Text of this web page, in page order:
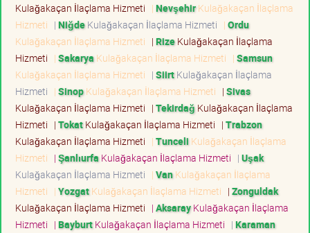
Kulağakaçan İlaçlama Hizmeti | NevşehirKulağakaçan İlaçlama
Hizmeti | NiğdeKulağakaçan İlaçlama Hizmeti | Ordu
Kulağakaçan İlaçlama Hizmeti | RizeKulağakaçan İlaçlama
Hizmeti | Sakarya Kulağakaçan İlaçlama Hizmeti | Samsun
Kulağakaçan İlaçlama Hizmeti | SiirtKulağakaçan İlaçlama
Hizmeti | SinopKulağakaçan İlaçlama Hizmeti | Sivas
Kulağakaçan İlaçlama Hizmeti | Tekirdağ Kulağakaçan İlaçlama
Hizmeti | TokatKulağakaçan İlaçlama Hizmeti | Trabzon
Kulağakaçan İlaçlama Hizmeti | Tunceli Kulağakaçan İlaçlama
Hizmeti | Şanlıurfa Kulağakaçan İlaçlama Hizmeti | Uşak
Kulağakaçan İlaçlama Hizmeti | VanKulağakaçan İlaçlama
Hizmeti | YozgatKulağakaçan İlaçlama Hizmeti | Zonguldak
Kulağakaçan İlaçlama Hizmeti | AksarayKulağakaçan İlaçlama
Hizmeti | BayburtKulağakaçan İlaçlama Hizmeti | Karaman